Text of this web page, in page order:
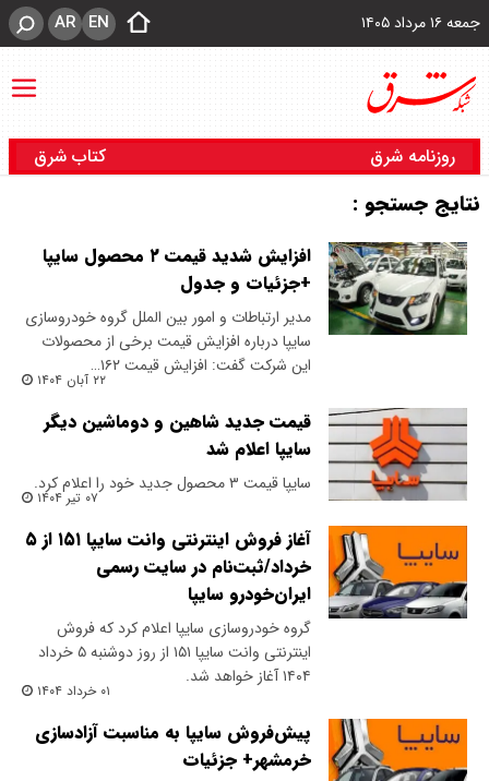
جمعه ۱۶ مرداد ۱۴۰۵ EN
AR
روزنامه شرق کتاب شرق
نتایج جستجو :
افزایش شدید قیمت ۲ محصول سایپا
+جزئیات و جدول
مدیر ارتباطات و امور بین الملل گروه خودروسازی
سایپا درباره افزایش قیمت برخی از محصولات
این شرکت گفت: افزایش قیمت ۱۶۲…
۲۲ آبان ۱۴۰۴
قیمت جدید شاهین و دو‌ماشین دیگر
سایپا اعلام شد
سایپا قیمت ۳ محصول جدید خود را اعلام کرد.
۰۷ تیر ۱۴۰۴
آغاز فروش اینترنتی وانت سایپا ۱۵۱ از ۵
خرداد/ثبت‌نام در سایت رسمی
ایران‌خودرو سایپا
گروه خودروسازی سایپا اعلام کرد که فروش
اینترنتی وانت سایپا ۱۵۱ از روز دوشنبه ۵ خرداد
۱۴۰۴ آغاز خواهد شد.
۰۱ خرداد ۱۴۰۴
پیش‌فروش سایپا به مناسبت آزادسازی
خرمشهر+ جزئیات